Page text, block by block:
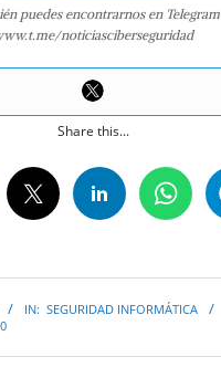
puedes encontrarnos en Telegram
noticiasciberseguridad
Share this...
IN: SEGURIDAD INFORMÁTICA